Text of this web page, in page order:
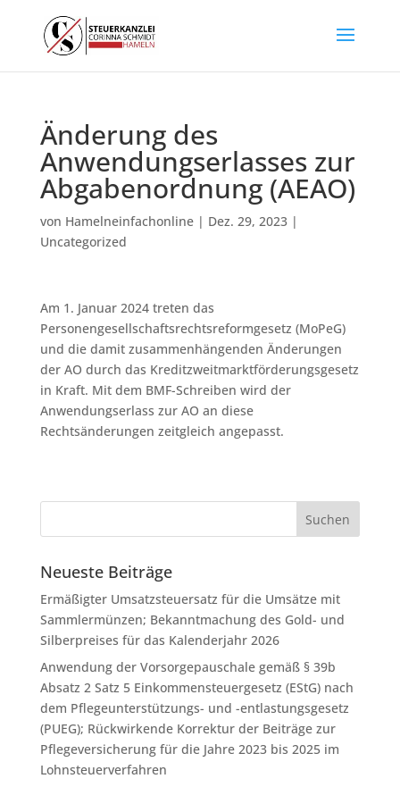
Änderung des
Anwendungserlasses zur
Abgabenordnung (AEAO)
von Hamelneinfachonline| Dez. 29, 2023|
Uncategorized
Am 1. Januar 2024 treten das
Personengesellschaftsrechtsreformgesetz (MoPeG)
und die damit zusammenhängenden Änderungen
der AO durch das Kreditzweitmarktförderungsgesetz
in Kraft. Mit dem BMF-Schreiben wird der
Anwendungserlass zur AO an diese
Rechtsänderungen zeitgleich angepasst.
Neueste Beiträge
Ermäßigter Umsatzsteuersatz für die Umsätze mit
Sammlermünzen; Bekanntmachung des Gold- und
Silberpreises für das Kalenderjahr 2026
Anwendung der Vorsorgepauschale gemäß § 39b
Absatz 2 Satz 5 Einkommensteuergesetz (EStG) nach
dem Pflegeunterstützungs- und -entlastungsgesetz
(PUEG); Rückwirkende Korrektur der Beiträge zur
Pflegeversicherung für die Jahre 2023 bis 2025 im
Lohnsteuerverfahren